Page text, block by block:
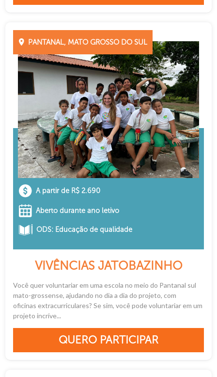
PANTANAL, MATO GROSSO DO SUL
A partir de R$ 2.690
Aberto durante ano letivo
ODS: Educação de qualidade
VIVÊNCIAS JATOBAZINHO
Você quer voluntariar em uma escola no meio do Pantanal sul
mato-grossense, ajudando no dia a dia do projeto, com
oficinas extracurriculares? Se sim, você pode voluntariar em um
projeto incríve...
QUERO PARTICIPAR